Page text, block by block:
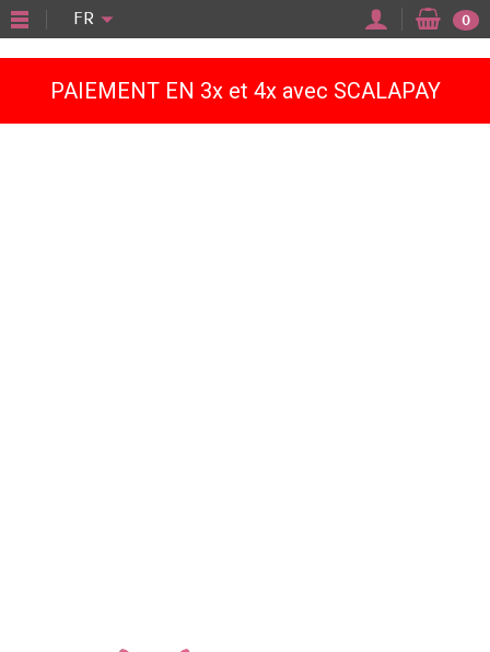
PAIEMENT EN 3x et 4x avec SCALAPAY
FR 0